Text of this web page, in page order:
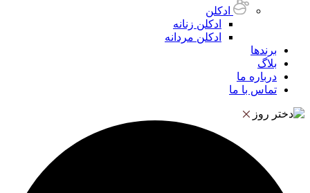
ادکلن
ادکلن زنانه
ادکلن مردانه
برندها
بلاگ
درباره ما
تماس با ما